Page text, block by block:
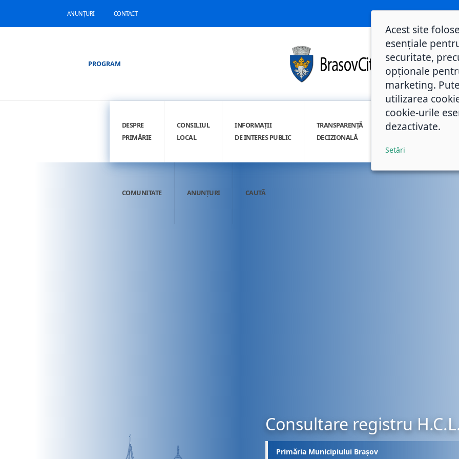
ANUNȚURI CONTACT
PROGRAM
DESPRE
PRIMĂRIE
CONSILIUL
LOCAL
INFORMAȚII
DE INTERES PUBLIC
TRANSPARENȚĂ
DECIZIONALĂ
INTEGRITATE
COMUNITATE ANUNȚURI CAUTĂ
Consultare registru
Primăria Municipiului Brașov
Acest site
esențiale
securitate,
opționale
marketing.
utilizarea
cookie-urile
dezactivate.
Setări